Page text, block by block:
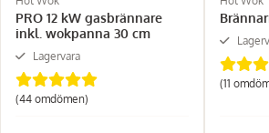
PRO 12 kW gasbrännare
inkl. wokpanna 30 cm
Lagervara
(44 omdömen)
(11